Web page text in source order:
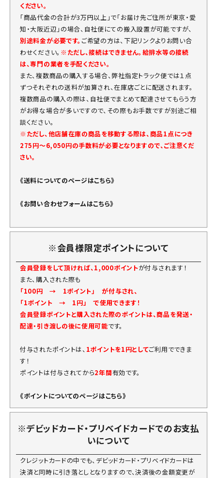
ください。
「商品代金の合計が3万円以上」で「お届け先ご住所が東京・愛
知・大阪近辺」の場合、自社便にての搬入設置が可能ですが、
別途料金が必要です。 ご希望の方は、下記リンクよりお問い合
わせください。 ※ただし、接続はできません。給排水等の接続
は、専門の業者を手配ください。
また、複数商品の購入する場合、弊社指定トラック便では１点
ずつそれぞれの送料が加算され、在庫店ごとに配送されます。
複数商品の購入の際は、自社便でまとめて配達させてもらう方
がお得な場合が多いですので、その際もお手数ですが別途ご相
談ください。
※ただし、他店舗在庫の商品を移動する際は、商品1点につき
275円～6,050円の手数料が必要となりますので、ご注意くだ
さい。
《送料についてのページはこちら》
《お問い合わせフォームはこちら》
※会員様限定ポイントについて
会員登録をして頂ければ、1,000ポイントが付与されます！
また、購入された際も
「100円 → 1ポイント」 が付与され、
「1ポイント → 1円」 で使用できます！
会員登録ポイントと購入された際のポイントは、商品を発送・
配達・引き渡しの後に使用可能です。
付与されたポイントは、 1ポイントを1円としてご利用でできま
す！
ポイントは付与されてから2年間有効です。
《ポイントについてのページはこちら》
※デビッドカード・プリベイドカードでのお支払
いについて
クレジットカードの中でも、デビッドカード・プリベイドカードは
決済と同時に引き落としとなりますので、決済後の金額変更が